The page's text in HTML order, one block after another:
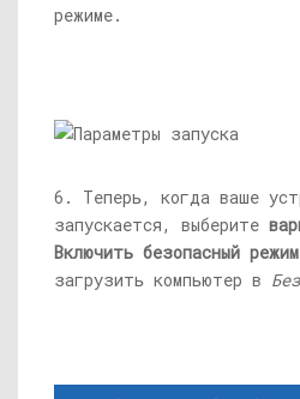
режиме.
6. Теперь, когда ваше
запускается, выберите
Включить безопасный режим
загрузить компьютер в